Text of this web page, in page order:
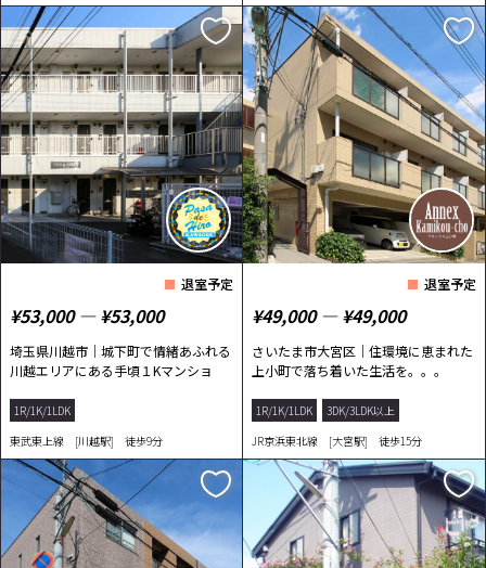
退室予定
¥53,000 ― ¥53,000
埼玉県川越市｜城下町で情緒あふれる
川越エリアにある手頃１Kマンショ
1R/1K/1LDK
東武東上線 [川越駅] 徒歩9分
退室予定
¥49,000 ― ¥49,000
さいたま市大宮区｜住環境に恵まれた
上小町で落ち着いた生活を。。。
1R/1K/1LDK
3DK/3LDK以上
JR京浜東北線 [大宮駅] 徒歩15分